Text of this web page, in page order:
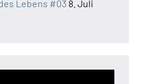
Lebens #03 8. Juli